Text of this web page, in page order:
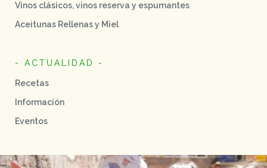
Vinos clásicos, vinos reserva y espumantes
Aceitunas Rellenas y Miel
- ACTUALIDAD -
Recetas
Información
Eventos